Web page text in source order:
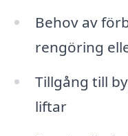
Behov av
rengöring
Tillgång till
liftar